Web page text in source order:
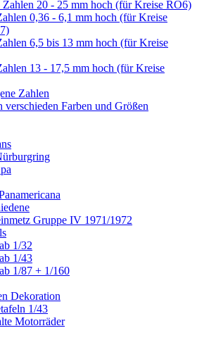
Zahlen 20 - 25 mm hoch (für Kreise RO6)
0,36 - 6,1 mm hoch (für Kreise
6,5 bis 13 mm hoch (für Kreise
13 - 17,5 mm hoch (für Kreise
Zahlen
verschieden Farben und Größen
Gruppe IV 1971/1972
1/32
1/43
1/87 + 1/160
Dekoration
1/43
Motorräder